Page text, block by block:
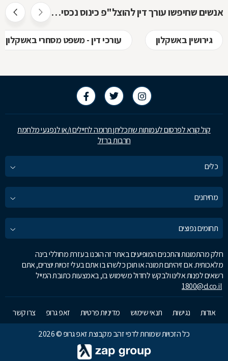
אנשים שחיפשו עורך דין להוצל"פ כינוס נכסים ופשיטת רגל חיפשו גם
גירושין באשקלון עורכי דין - משפט מסחרי באשקלון
קול קורא לפרסום לעמותות שתכליתן תרומה לחיילים ו/או לנפגעי מלחמת
חרבות ברזל
כלים
מחירונים
תחומים נפוצים
חלק מהתמונות והתכנים המופיעים באתר זה הוכנו בעזרת מחוללי בינה
מלאכותית. אם זיהיתם תמונה או תוכן כלשהו בו אתם בעלי זכויות יוצרים, אתם
רשאים לפנות אלינו ולבקש לחדול משימוש בו, באמצעות כתובת המייל
1800@d.co.il
אודות נגישות תנאי שימוש מדיניות פרטיות זאפ גרופ
צרו קשר
כל הזכויות שמורות לדפי זהב מקבוצת זאפ גרופ © 2026